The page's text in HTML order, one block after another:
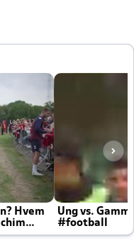
Hvem
Ung vs.
#football